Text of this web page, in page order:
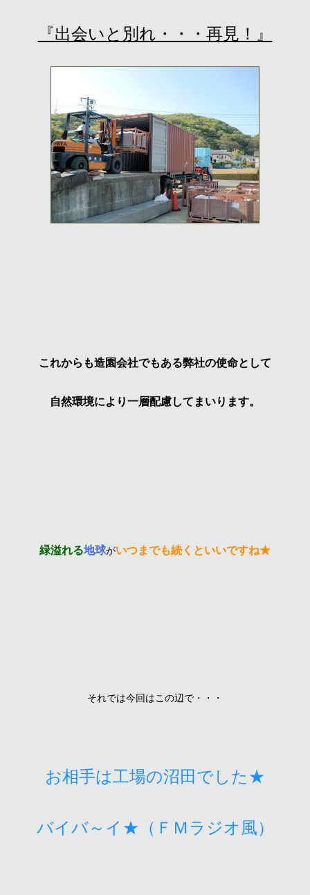
『出会いと別れ・・・再見！』
これからも造園会社でもある弊社の使命として
自然環境により一層配慮してまいります。
緑溢れる地球がいつまでも続くといいですね★
それでは今回はこの辺で・・・
お相手は工場の沼田でした★
バイバ～イ★ （ＦＭラジオ風）